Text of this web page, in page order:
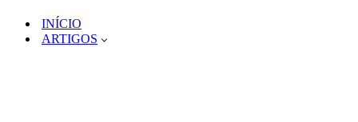
INÍCIO
ARTIGOS